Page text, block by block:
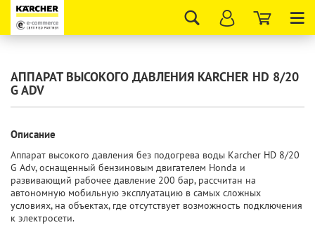
АППАРАТ ВЫСОКОГО ДАВЛЕНИЯ KARCHER HD 8/20
G ADV
Описание
Аппарат высокого давления без подогрева воды Karcher HD 8/20
G Adv, оснащенный бензиновым двигателем Honda и
развивающий рабочее давление 200 бар, рассчитан на
автономную мобильную эксплуатацию в самых сложных
условиях, на объектах, где отсутствует возможность подключения
к электросети.